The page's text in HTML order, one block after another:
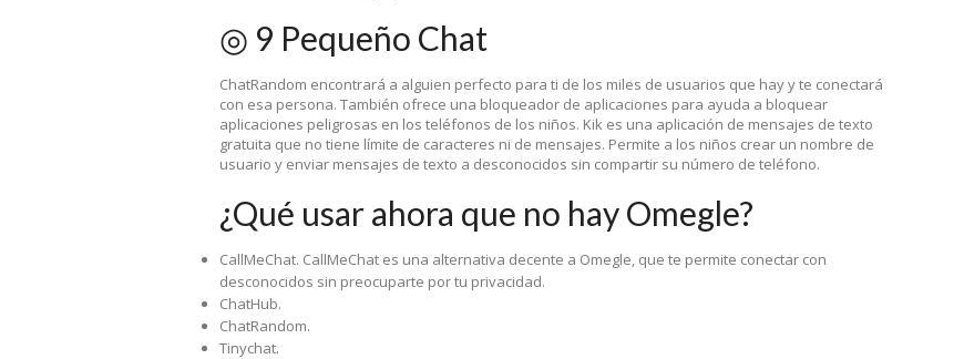
◎ 9 Pequeño Chat
ChatRandom encontrará a alguien perfecto para ti de los miles de usuarios que hay y te conectará
con esa persona. También ofrece una bloqueador de aplicaciones para ayuda a bloquear
aplicaciones peligrosas en los teléfonos de los niños. Kik es una aplicación de mensajes de texto
gratuita que no tiene límite de caracteres ni de mensajes. Permite a los niños crear un nombre de
usuario y enviar mensajes de texto a desconocidos sin compartir su número de teléfono.
¿Qué usar ahora que no hay Omegle?
CallMeChat. CallMeChat es una alternativa decente a Omegle, que te permite conectar con
desconocidos sin preocuparte por tu privacidad.
ChatHub.
ChatRandom.
Tinychat.